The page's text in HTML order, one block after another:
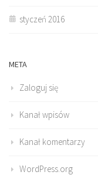
styczeń 2016
META
Zaloguj się
Kanał wpisów
Kanał komentarzy
WordPress.org